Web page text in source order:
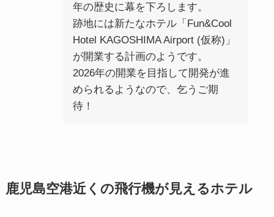
年の歴史に幕を下ろします。
跡地には新たなホテル「Fun&Cool
Hotel KAGOSHIMA Airport (仮称)」
が開業する計画のようです。
2026年の開業を目指して開発が進
められるようなので、乞うご期
待！
鹿児島空港近くの飛行機が見えるホテル